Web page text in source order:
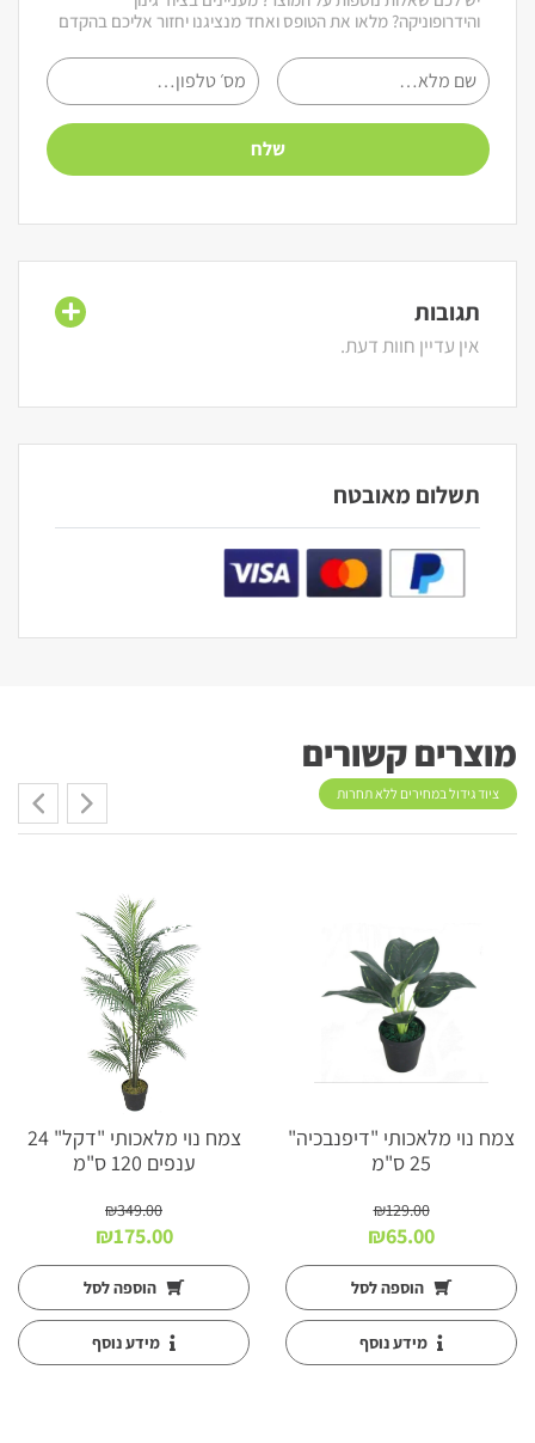
והידרופוניקה? מלאו את הטופס ואחד מנציגנו יחזור אליכם בהקדם
תגובות
אין עדיין חוות דעת.
תשלום מאובטח
מוצרים קשורים
ציוד גידול במחירים ללא תחרות
צמח נוי מלאכותי "דיפנבכיה"
25 ס"מ
₪129.00
המחיר
המקורי
היה:
₪129.00.
₪65.00
הנוכחי
הוא:
₪65.00.
הוספה לסל
מידע נוסף
מבצע!
צמח נוי מלאכותי "דקל" 24
ענפים 120 ס"מ
₪349.00
המחיר
המקורי
היה:
₪349.00.
₪175.00
הנוכחי
הוא:
₪175.00.
הוספה לסל
מידע נוסף